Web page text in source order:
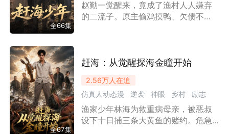
全66集
小人物
都市 漫剧
赵勤一觉醒来，竟成了渔村人人嫌弃
的二流子。原主偷鸡摸鸭、欠债不
运加持，从挖蛏王、抓沙虫开始，一
带兄弟阿和走正路，也让大哥大嫂和
村里人逐渐改观。可赵勤明白，滩涂
赶海只能糊口，想真正翻身，就必须
走向更大的海。买工具、攒钱、看
全67集
赶海：从觉醒探海金瞳开始
2.56万人在追
仿真人动态漫
逆袭 神眼 乡村
励志
小人物
现实 传承觉醒 都市 漫剧
渔家少年林海为救重病母亲，被恶叔
设下十日捕三条大黄鱼的赌约。危急